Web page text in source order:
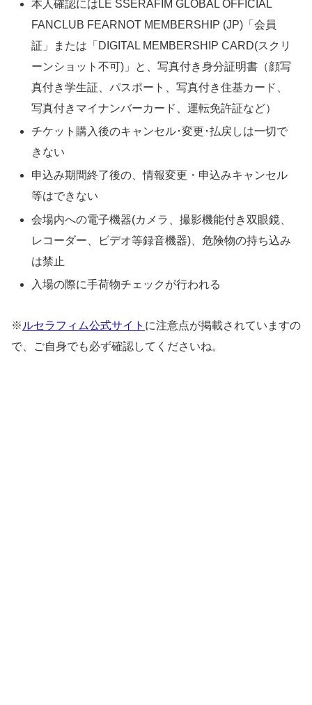
本人確認にはLE SSERAFIM GLOBAL OFFICIAL
FANCLUB FEARNOT MEMBERSHIP (JP)「会員
証」または「DIGITAL MEMBERSHIP CARD(スクリ
ーンショット不可)」と、写真付き身分証明書（顔写
真付き学生証、パスポート、写真付き住基カード、
写真付きマイナンバーカード、運転免許証など）
チケット購入後のキャンセル･変更･払戻しは一切で
きない
申込み期間終了後の、情報変更・申込みキャンセル
等はできない
会場内への電子機器(カメラ、撮影機能付き双眼鏡、
レコーダー、ビデオ等録音機器)、危険物の持ち込み
は禁止
入場の際に手荷物チェックが行われる
※ ルセラフィム公式サイト に注意点が掲載されていますの
で、ご自身でも必ず確認してくださいね。